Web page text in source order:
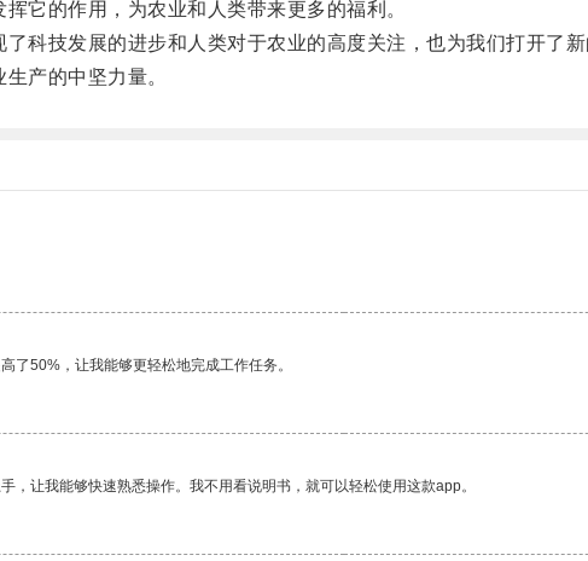
的作用，为农业和人类带来更多的福利。
技发展的进步和人类对于农业的高度关注，也为我们打开了新
产的中坚力量。
了50%，让我能够更轻松地完成工作任务。
，让我能够快速熟悉操作。我不用看说明书，就可以轻松使用这款app。